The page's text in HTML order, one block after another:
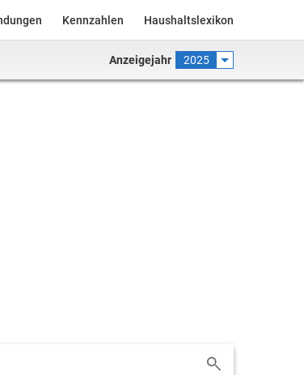
Kennzahlen Haushaltslexikon
Anzeigejahr 2025